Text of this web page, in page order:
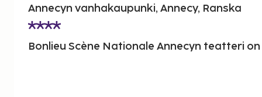
Annecyn vanhakaupunki, Annecy, Ranska
Bonlieu Scène Nationale Annecyn teatteri